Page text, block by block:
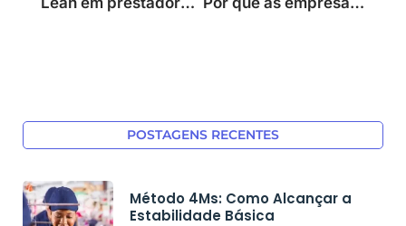
POSTAGENS RECENTES
Método 4Ms: Como Alcançar a
Estabilidade Básica